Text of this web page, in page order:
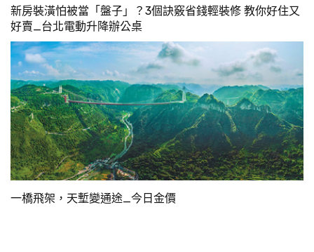
新房裝潢怕被當「盤子」？3個訣竅省錢輕裝修 教你好住又
好賣_台北電動升降辦公桌
一橋飛架，天塹變通途_今日金價